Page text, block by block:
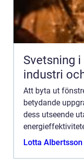
Svetsning
industri
Att byta ut
betydande
dess utseende
och
Lotta Albertsson